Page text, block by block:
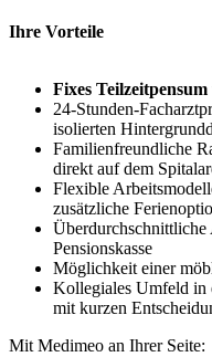
Ihre Vorteile
Fixes
24-Stunden-
isolierten
Familienfreundliche
direkt auf dem
Flexible
zusätzliche
Überdurchschnittliche
Pensionskasse
Möglichkeit einer
Kollegiales Umfeld in
mit kurzen
Mit Medimeo an Ihrer Seite: